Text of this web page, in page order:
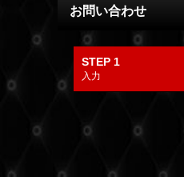
お問い合わせ
STEP 1
入力